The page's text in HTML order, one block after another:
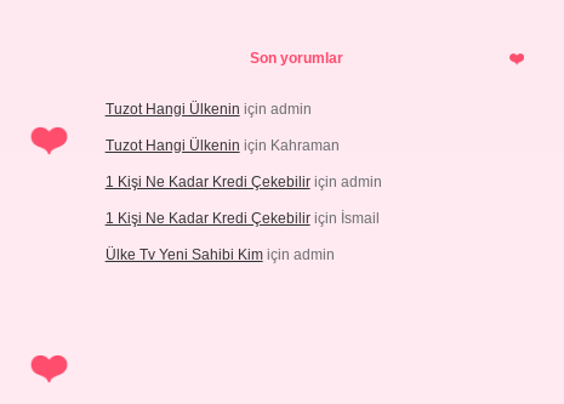
Son yorumlar
Tuzot Hangi Ülkenin için admin
Tuzot Hangi Ülkenin için Kahraman
1 Kişi Ne Kadar Kredi Çekebiliriçin admin
1 Kişi Ne Kadar Kredi Çekebiliriçin İsmail
Ülke Tv Yeni Sahibi Kimiçin admin